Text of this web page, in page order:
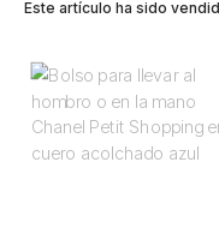
Este artículo ha sido